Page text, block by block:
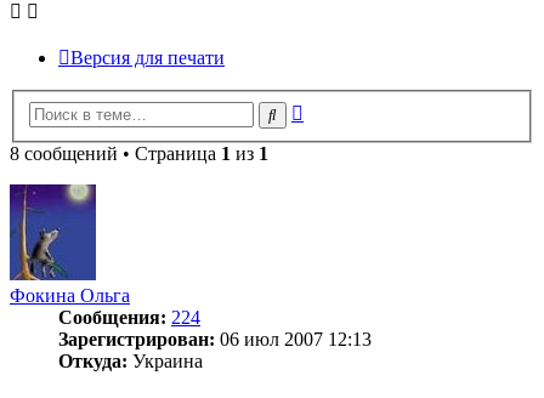
Версия для печати
Поиск
8 сообщений • Страница 1 из 1
Фокина Ольга
Сообщения: 224
Зарегистрирован: 06 июл 2007 12:13
Откуда: Украина